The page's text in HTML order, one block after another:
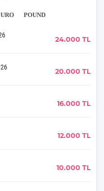
POUND
24.000 TL
20.000 TL
16.000 TL
12.000 TL
10.000 TL